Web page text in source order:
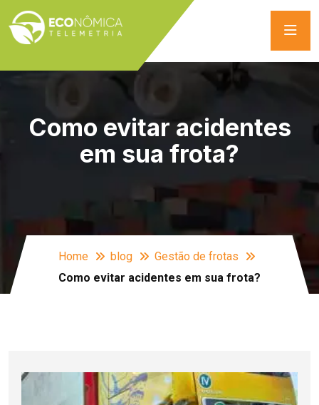
Como evitar acidentes
em sua frota?
Home blog
Gestão de frotas
Como evitar acidentes em sua frota?